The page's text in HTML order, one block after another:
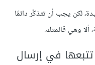
لكن يجب أن تتذكّر دائمًا
ألا وهي قائمتك.
في إرسال